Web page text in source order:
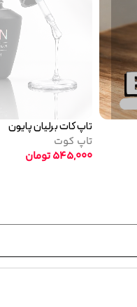
تاپ کات برلیان پایون
تاپ کوت
545,000تومان